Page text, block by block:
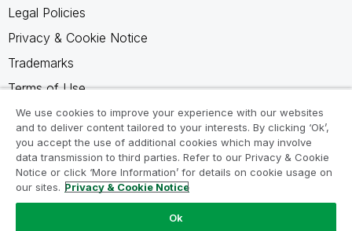
Legal Policies
Privacy & Cookie Notice
Trademarks
Terms of Use
Legal Agreements
Product Terms
Do not share my info
We use cookies to improve your experience with our websites
and to deliver content tailored to your interests. By clicking ‘Ok’,
you accept the use of additional cookies which may involve
data transmission to third parties. Refer to our Privacy & Cookie
Notice or click ‘More Information’ for details on cookie usage on
our sites. Privacy & Cookie Notice
Ok